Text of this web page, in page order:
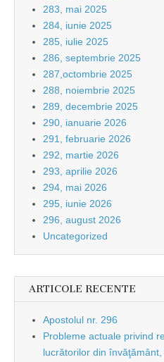
283, mai 2025
284, iunie 2025
285, iulie 2025
286, septembrie 2025
287,octombrie 2025
288, noiembrie 2025
289, decembrie 2025
290, ianuarie 2026
291, februarie 2026
292, martie 2026
293, aprilie 2026
294, mai 2026
295, iunie 2026
296, august 2026
Uncategorized
ARTICOLE RECENTE
Apostolul nr. 296
Probleme actuale privind
lucrătorilor din